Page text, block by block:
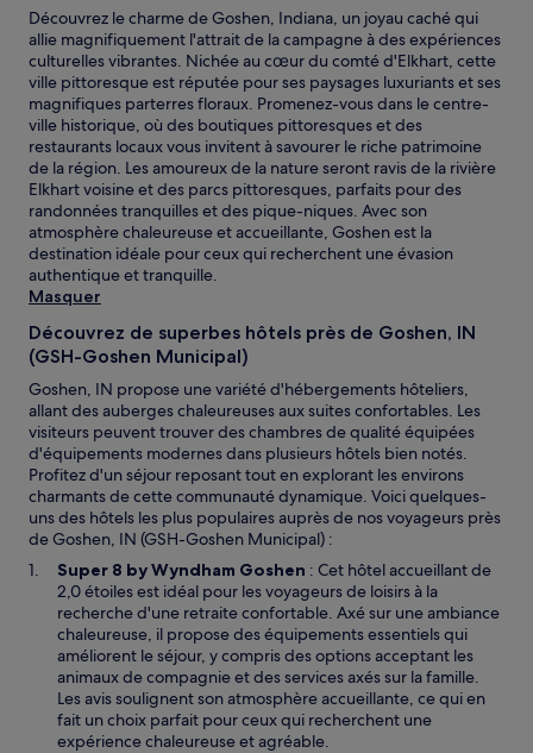
Découvrez le charme de Goshen, Indiana, un joyau caché qui
allie magnifiquement l'attrait de la campagne à des expériences
culturelles vibrantes. Nichée au cœur du comté d'Elkhart, cette
ville pittoresque est réputée pour ses paysages luxuriants et ses
magnifiques parterres floraux. Promenez-vous dans le centre-
ville historique, où des boutiques pittoresques et des
restaurants locaux vous invitent à savourer le riche patrimoine
de la région. Les amoureux de la nature seront ravis de la rivière
Elkhart voisine et des parcs pittoresques, parfaits pour des
randonnées tranquilles et des pique-niques. Avec son
atmosphère chaleureuse et accueillante, Goshen est la
destination idéale pour ceux qui recherchent une évasion
authentique et tranquille.
Masquer
Découvrez de superbes hôtels près de Goshen, IN
(GSH-Goshen Municipal)
Goshen, IN propose une variété d'hébergements hôteliers,
allant des auberges chaleureuses aux suites confortables. Les
visiteurs peuvent trouver des chambres de qualité équipées
d'équipements modernes dans plusieurs hôtels bien notés.
Profitez d'un séjour reposant tout en explorant les environs
charmants de cette communauté dynamique. Voici quelques-
uns des hôtels les plus populaires auprès de nos voyageurs près
de Goshen, IN (GSH-Goshen Municipal) :
Super 8 by Wyndham Goshen : Cet hôtel accueillant de
2,0 étoiles est idéal pour les voyageurs de loisirs à la
recherche d'une retraite confortable. Axé sur une ambiance
chaleureuse, il propose des équipements essentiels qui
améliorent le séjour, y compris des options acceptant les
animaux de compagnie et des services axés sur la famille.
Les avis soulignent son atmosphère accueillante, ce qui en
fait un choix parfait pour ceux qui recherchent une
expérience chaleureuse et agréable.